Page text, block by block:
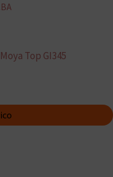
Top GI345